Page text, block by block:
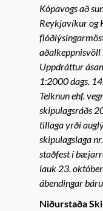
Kópavogs að
Reykjavíkur og
Uppdráttur
1:2000 dags.
Teiknun ehf.
skipulagsráðs
tillaga yrði
skipulagslaga
staðfest í
lauk 23.
ábendingar
Niðurstaða